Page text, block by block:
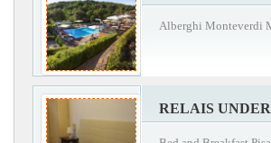
Alberghi Monteverdi
RELAIS